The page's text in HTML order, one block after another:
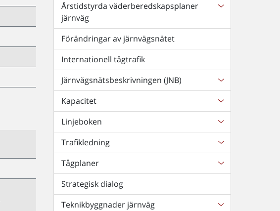
Årstidstyrda väderberedskapsplaner
järnväg
Förändringar av järnvägsnätet
Internationell tågtrafik
Järnvägsnätsbeskrivningen (JNB)
Kapacitet
Linjeboken
Trafikledning
Tågplaner
Strategisk dialog
Teknikbyggnader järnväg